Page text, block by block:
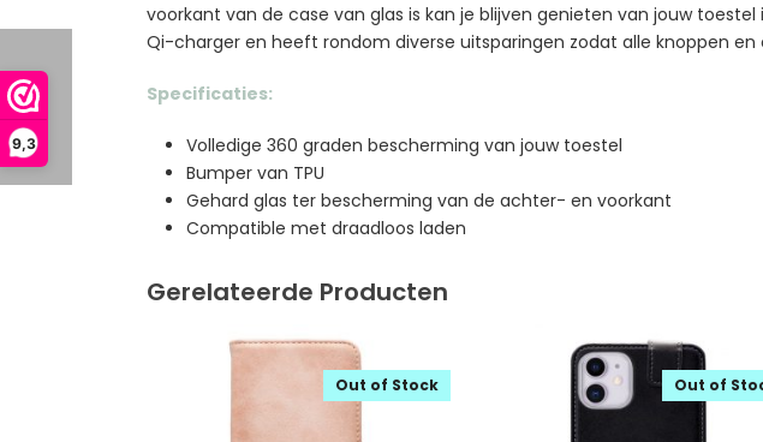
9,3
voorkant van de case van glas is kan je blijven genieten van jouw
Qi-charger en heeft rondom diverse uitsparingen zodat alle knoppen
Specificaties:
Volledige 360 graden bescherming van jouw toestel
Bumper van TPU
Gehard glas ter bescherming van de achter- en voorkant
Compatible met draadloos laden
Gerelateerde Producten
Out of Stock Out of